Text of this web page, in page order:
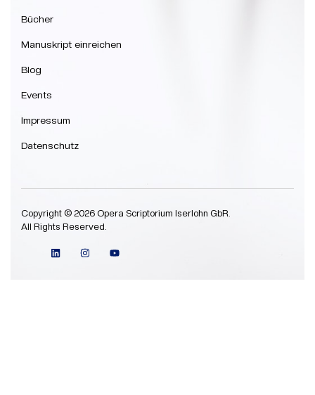
Bücher
Manuskript einreichen
Blog
Events
Impressum
Datenschutz
Copyright © 2026 Opera Scriptorium Iserlohn GbR.
All Rights Reserved.